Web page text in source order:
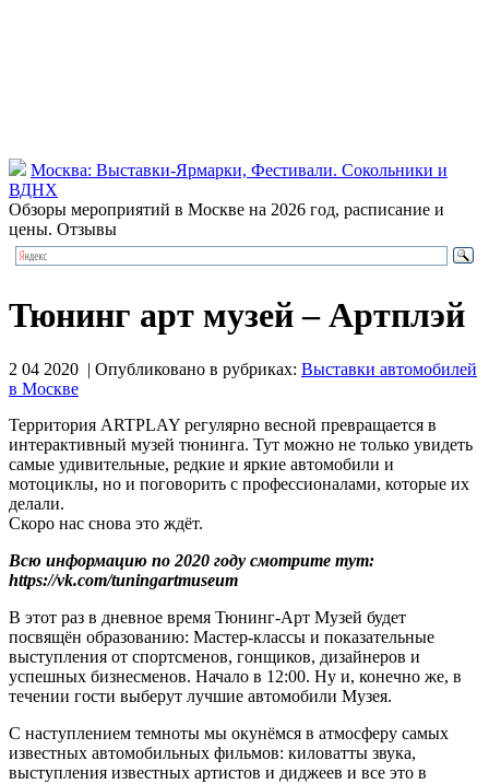
Москва: Выставки-Ярмарки, Фестивали. Сокольники и
ВДНХ
Обзоры мероприятий в Москве на 2026 год, расписание и
цены. Отзывы
Тюнинг арт музей – Артплэй
2 04 2020 | Опубликовано в рубриках: Выставки автомобилей
в Москве
Территория ARTPLAY регулярно весной превращается в
интерактивный музей тюнинга. Тут можно не только увидеть
самые удивительные, редкие и яркие автомобили и
мотоциклы, но и поговорить с профессионалами, которые их
делали.
Скоро нас снова это ждёт.
Всю информацию по 2020 году смотрите тут:
https://vk.com/tuningartmuseum
В этот раз в дневное время Тюнинг-Арт Музей будет
посвящён образованию: Мастер-классы и показательные
выступления от спортсменов, гонщиков, дизайнеров и
успешных бизнесменов. Начало в 12:00. Ну и, конечно же, в
течении гости выберут лучшие автомобили Музея.
С наступлением темноты мы окунёмся в атмосферу самых
известных автомобильных фильмов: киловатты звука,
выступления известных артистов и диджеев и все это в